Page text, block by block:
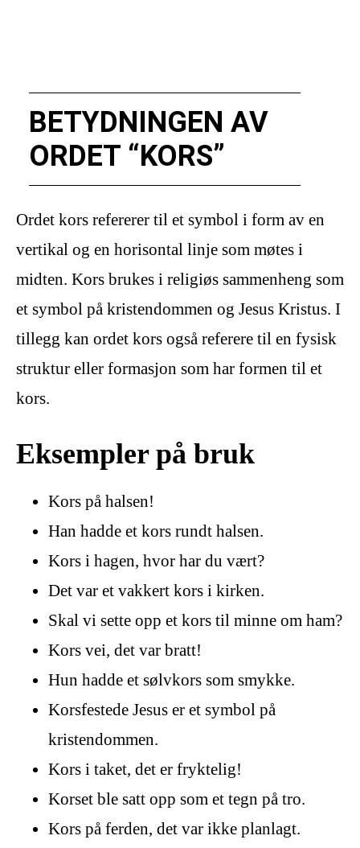
BETYDNINGEN AV
ORDET “KORS”
Ordet kors refererer til et symbol i form av en
vertikal og en horisontal linje som møtes i
midten. Kors brukes i religiøs sammenheng som
et symbol på kristendommen og Jesus Kristus. I
tillegg kan ordet kors også referere til en fysisk
struktur eller formasjon som har formen til et
kors.
Eksempler på bruk
Kors på halsen!
Han hadde et kors rundt halsen.
Kors i hagen, hvor har du vært?
Det var et vakkert kors i kirken.
Skal vi sette opp et kors til minne om ham?
Kors vei, det var bratt!
Hun hadde et sølvkors som smykke.
Korsfestede Jesus er et symbol på
kristendommen.
Kors i taket, det er fryktelig!
Korset ble satt opp som et tegn på tro.
Kors på ferden, det var ikke planlagt.